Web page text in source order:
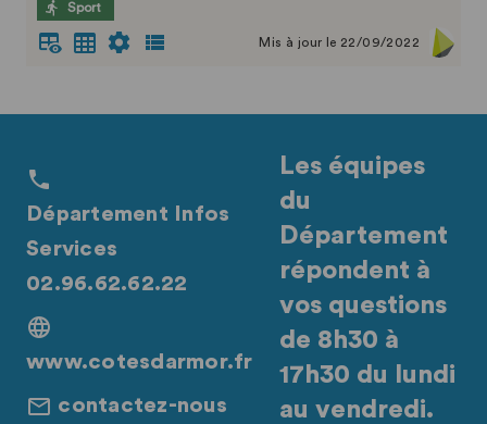
Sport
Mis à jour le 22/09/2022
Département Infos
Services
02.96.62.62.22
www.cotesdarmor.fr
contactez-nous
Les équipes
du
Département
répondent à
vos questions
de 8h30 à
17h30 du lundi
au vendredi.